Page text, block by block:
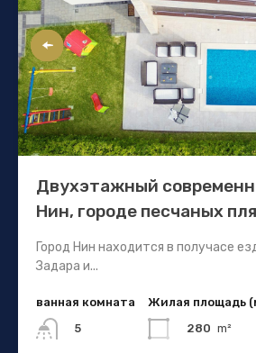
Двухэтажный
Нин, городе песчаных
Город Нин находится в получасе
Задара и...
ванная комната
5
Жилая площадь
280 m²